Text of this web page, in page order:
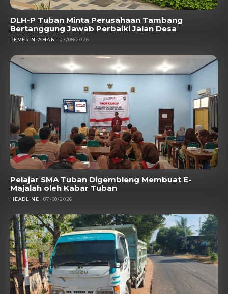
DLH-P Tuban Minta Perusahaan Tambang
Bertanggung Jawab Perbaiki Jalan Desa
PEMERINTAHAN 07/08/2026
Pelajar SMA Tuban Digembleng Membuat E-
Majalah oleh Kabar Tuban
HEADLINE 07/08/2026